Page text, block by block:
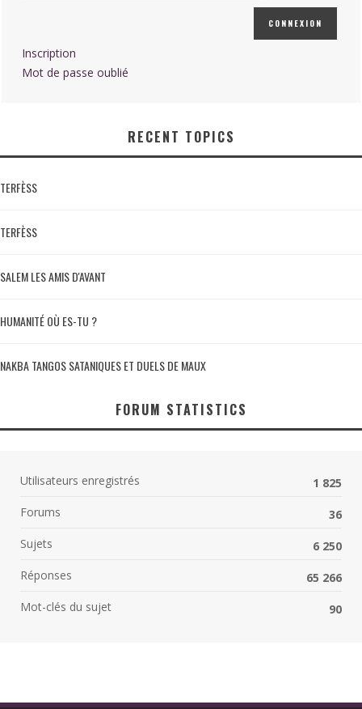
CONNEXION
Inscription
Mot de passe oublié
RECENT TOPICS
TERFÈSS
TERFÈSS
SALEM LES AMIS D'AVANT
HUMANITÉ OÙ ES-TU ?
NAKBA TANGOS SATANIQUES ET DUELS DE MAUX
FORUM STATISTICS
Utilisateurs enregistrés
1 825
Forums
36
Sujets
6 250
Réponses
65 266
Mot-clés du sujet
90